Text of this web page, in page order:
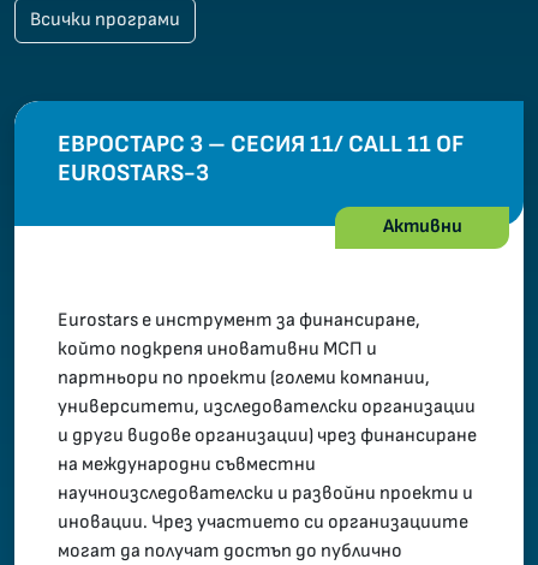
Всички програми
ЕВРОСТАРС 3 – СЕСИЯ 11/ CALL 11 OF
EUROSTARS-3
Активни
Eurostars е инструмент за финансиране,
който подкрепя иновативни МСП и
партньори по проекти (големи компании,
университети, изследователски организации
и други видове организации) чрез финансиране
на международни съвместни
научноизследователски и развойни проекти и
иновации. Чрез участието си организациите
могат да получат достъп до публично